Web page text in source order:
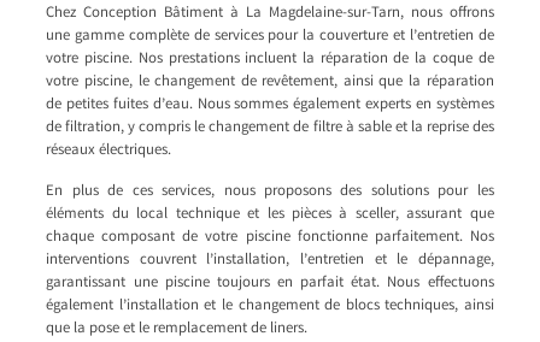
Chez Conception Bâtiment à La Magdelaine-sur-Tarn, nous offrons
une gamme complète de services pour la couverture et l’entretien de
votre piscine. Nos prestations incluent la réparation de la coque de
votre piscine, le changement de revêtement, ainsi que la réparation
de petites fuites d’eau. Nous sommes également experts en systèmes
de filtration, y compris le changement de filtre à sable et la reprise des
réseaux électriques.
En plus de ces services, nous proposons des solutions pour les
éléments du local technique et les pièces à sceller, assurant que
chaque composant de votre piscine fonctionne parfaitement. Nos
interventions couvrent l’installation, l’entretien et le dépannage,
garantissant une piscine toujours en parfait état. Nous effectuons
également l’installation et le changement de blocs techniques, ainsi
que la pose et le remplacement de liners.